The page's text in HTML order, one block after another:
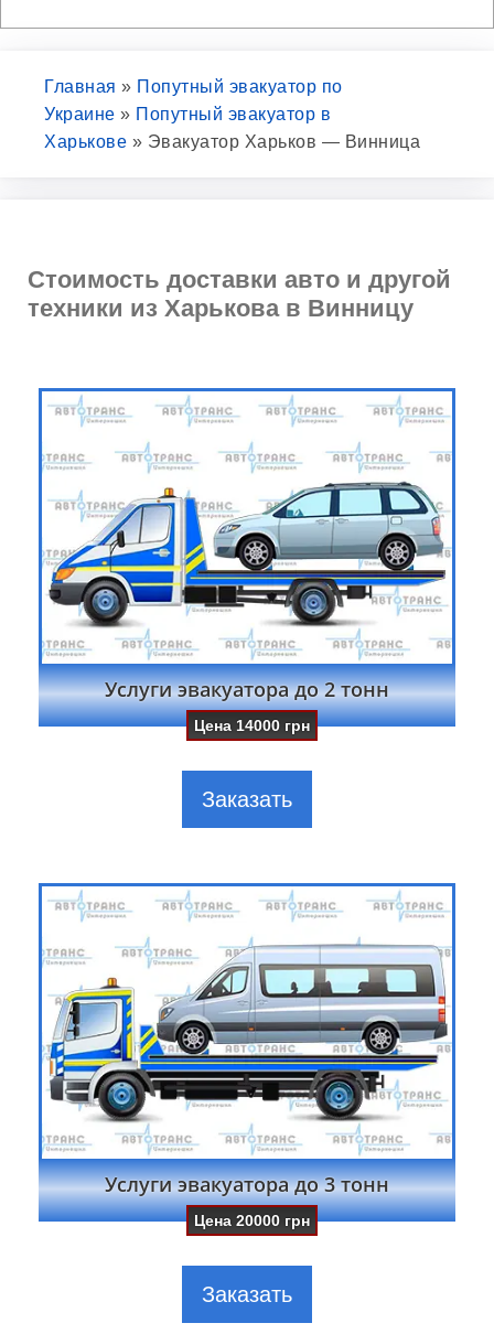
Главная » Попутный эвакуатор по
Украине » Попутный эвакуатор в
Харькове » Эвакуатор Харьков — Винница
Стоимость доставки авто и другой
техники из Харькова в Винницу
Услуги эвакуатора до 2 тонн
Цена14000 грн
Заказать
Услуги эвакуатора до 3 тонн
Цена20000 грн
Заказать